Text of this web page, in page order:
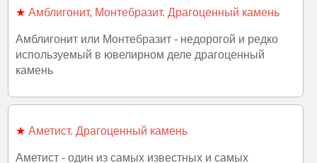
★ Амблигонит, Монтебразит. Драгоценный камень
Амблигонит или Монтебразит - недорогой и редко
используемый в ювелирном деле драгоценный
камень
★ Аметист. Драгоценный камень
Аметист - один из самых известных и самых